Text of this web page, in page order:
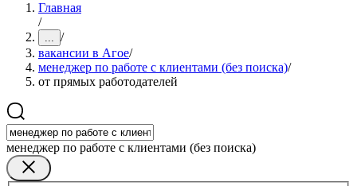
Главная
/
... /
вакансии в Агое/
менеджер по работе с клиентами (без поиска)/
от прямых работодателей
менеджер по работе с клиентами (без поиска)